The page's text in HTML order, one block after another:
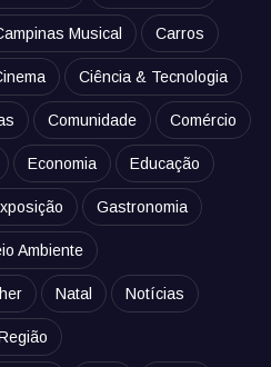
Musical Carros
Ciência & Tecnologia
Comunidade Comércio
Economia Educação
Gastronomia
Ambiente
Natal Notícias